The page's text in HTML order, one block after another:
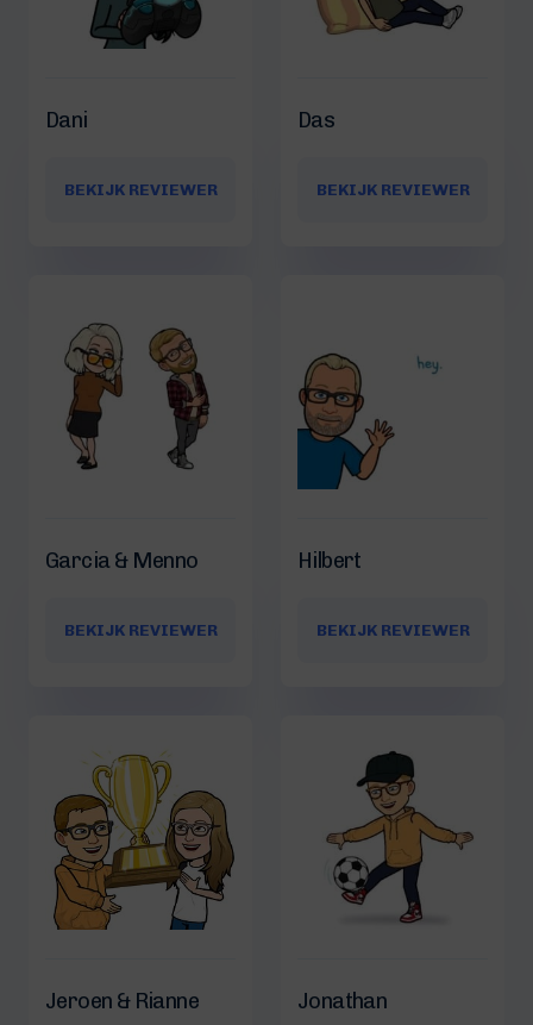
Dani
BEKIJK REVIEWER
Das
BEKIJK REVIEWER
Garcia & Menno
BEKIJK REVIEWER
Hilbert
BEKIJK REVIEWER
Jeroen & Rianne Jonathan